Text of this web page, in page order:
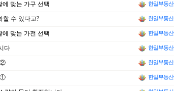
에 맞는 가구 선택 한일부동산
할 수 있다고? 한일부동산
에 맞는 가전 선택 한일부동산
다 한일부동산
한일부동산
한일부동산